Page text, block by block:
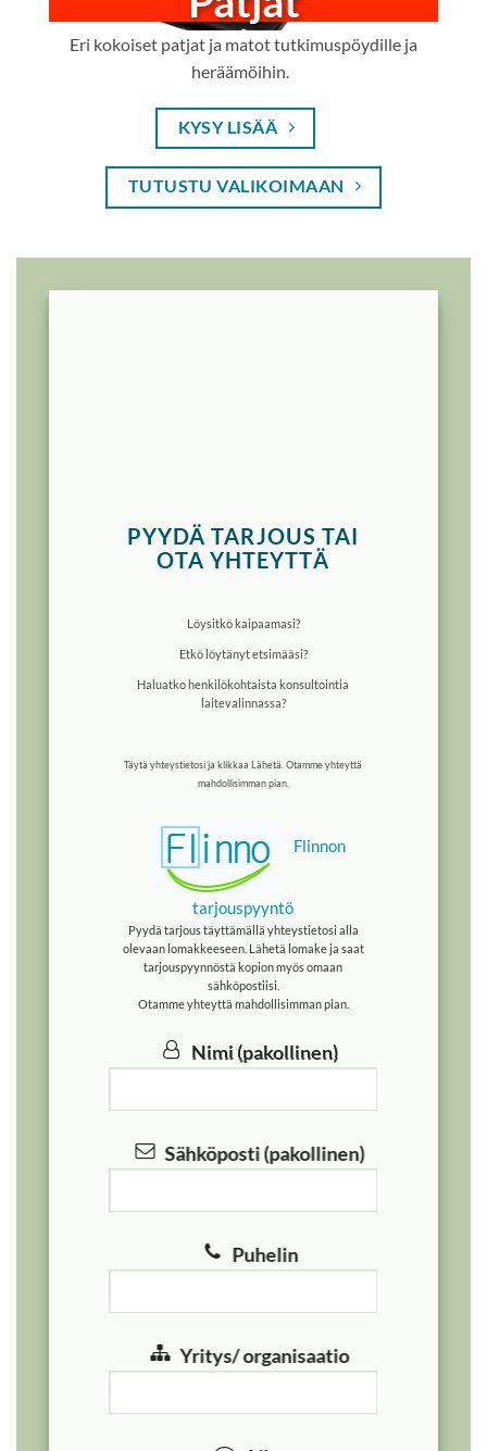
Eri kokoiset patjat ja matot tutkimuspöydille ja
heräämöihin.
KYSY LISÄÄ
TUTUSTU VALIKOIMAAN
PYYDÄ TARJOUS TAI
OTA YHTEYTTÄ
Löysitkö kaipaamasi?
Etkö löytänyt etsimääsi?
Haluatko henkilökohtaista konsultointia
laitevalinnassa?
Täytä yhteys­tietosi ja klikkaa Lähetä. Otamme yhteyttä
mahdollisimman pian.
Flinnon
tarjouspyyntö
Pyydä tarjous täyttämällä yhteystietosi alla
olevaan lomakkeeseen. Lähetä lomake ja saat
tarjouspyynnöstä kopion myös omaan
sähköpostiisi.
Otamme yhteyttä mahdollisimman pian.
Nimi (pakollinen)
Sähköposti (pakollinen)
Puhelin
Yritys/ organisaatio